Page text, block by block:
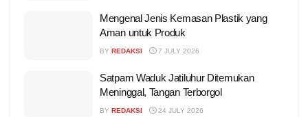
Mengenal Jenis Kemasan Plastik yang
Aman untuk Produk
BY REDAKSI 7 JULY 2026
Satpam Waduk Jatiluhur Ditemukan
Meninggal, Tangan Terborgol
BY REDAKSI 24 JULY 2026